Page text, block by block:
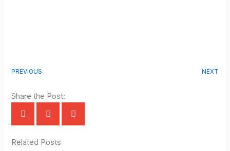
PREVIOUS NEXT
Share the Post:
Related Posts